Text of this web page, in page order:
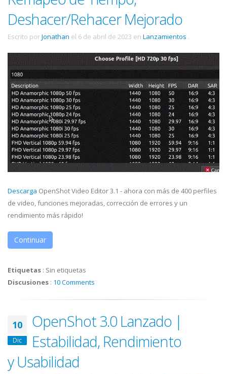
Deshacer/Rehacer Mejorado
Escrito porJonathan el 6 de abril de 2023 en Lanzamientos .
Descarga OpenShot Video Editor 3.1 - ahora con más de 400 perfiles
de video, funciones mejoradas, corrección de errores y un
rendimiento más rápido!
Continuar
Etiquetas : Sin etiquetas
Discusiones : 10 Comments
10
Dic
OpenShot 3.0 Lanzado |
Estabilidad, Rendimiento
y Usabilidad